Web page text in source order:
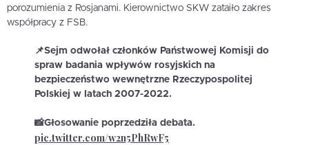
porozumienia z Rosjanami. Kierownictwo SKW zataiło zakres
współpracy z FSB.
📌Sejm odwołał członków Państwowej Komisji do
spraw badania wpływów rosyjskich na
bezpieczeństwo wewnętrzne Rzeczypospolitej
Polskiej w latach 2007-2022.
📸Głosowanie poprzedziła debata.
pic.twitter.com/w2n5PhRwF5